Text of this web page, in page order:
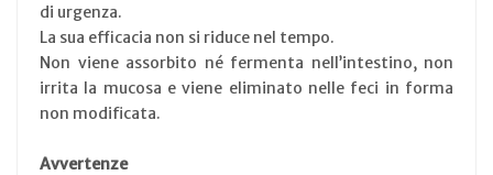
di urgenza.
La sua efficacia non si riduce nel tempo.
Non viene assorbito né fermenta nell’intestino, non
irrita la mucosa e viene eliminato nelle feci in forma
non modificata.
Avvertenze